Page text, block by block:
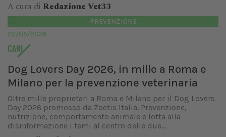
A cura di Redazione Vet33
PREVENZIONE
22/05/2026
CANI
Dog Lovers Day 2026, in mille a Roma e
Milano per la prevenzione veterinaria
Oltre mille proprietari a Roma e Milano per il Dog Lovers
Day 2026 promosso da Zoetis Italia. Prevenzione,
nutrizione, comportamento animale e lotta alla
disinformazione i temi al centro delle due...